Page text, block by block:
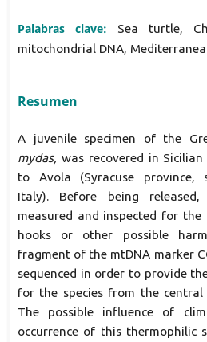
Palabras clave:
Sea turtle,
mitochondrial DNA,
Resumen
A juvenile specimen of the
mydas, was recovered in
to Avola (Syracuse province,
Italy). Before being
measured and inspected for the
hooks or other possible
fragment of the mtDNA marker
sequenced in order to provide
for the species from the central
The possible influence of
occurrence of this thermophilic